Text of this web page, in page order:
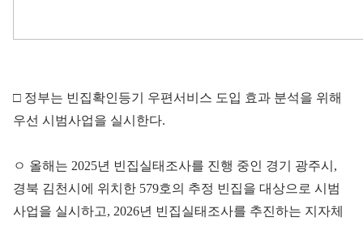
□ 정부는 빈집확인등기 우편서비스 도입 효과 분석을 위해
우선 시범사업을 실시한다.
ㅇ 올해는 2025년 빈집실태조사를 진행 중인 경기 광주시,
경북 김천시에 위치한 579호의 추정 빈집을 대상으로 시범
사업을 실시하고, 2026년 빈집실태조사를 추진하는 지자체